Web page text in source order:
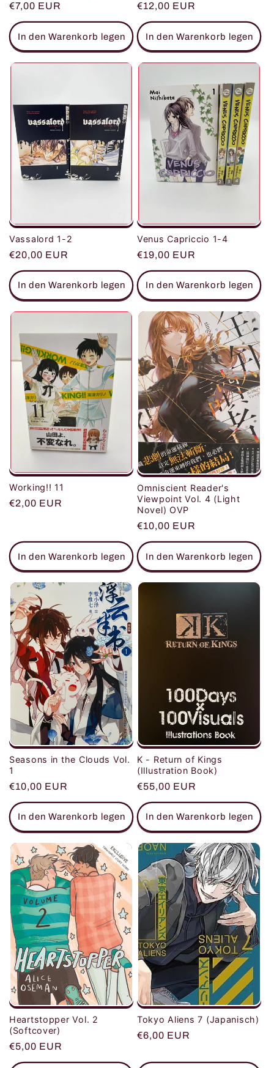
Normaler
Preis
€7,00 EUR
In den Warenkorb legen
Normaler
Preis
€12,00 EUR
In den Warenkorb legen
Vassalord 1-2
Normaler
Preis
€20,00 EUR
In den Warenkorb legen
Venus Capriccio 1-4
Normaler
Preis
€19,00 EUR
In den Warenkorb legen
Working!! 11
Normaler
€2,00 EUR
In den Warenkorb legen
Omniscient Reader's
Viewpoint Vol. 4 (Light
Novel) OVP
Normaler
Preis
€10,00 EUR
In den Warenkorb legen
Seasons in the Clouds Vol.
1
Normaler
Preis
€10,00 EUR
In den Warenkorb legen
K - Return of Kings
(Illustration Book)
Normaler
Preis
€55,00 EUR
In den Warenkorb legen
Heartstopper Vol. 2
(Softcover)
Normaler
Preis
€5,00 EUR
Tokyo Aliens 7 (Japanisch)
Normaler
€6,00 EUR